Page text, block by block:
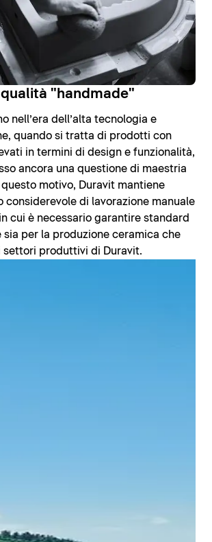
"handmade"
nell’era dell’alta tecnologia e
quando si tratta di prodotti con
in termini di design e funzionalità,
ancora una questione di maestria
motivo, Duravit mantiene
considerevole di lavorazione manuale
cui è necessario garantire standard
sia per la produzione ceramica che
produttivi di Duravit.